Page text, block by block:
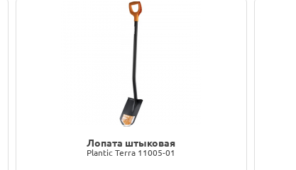
Лопата штыковая
Plantic Terra 11005-01